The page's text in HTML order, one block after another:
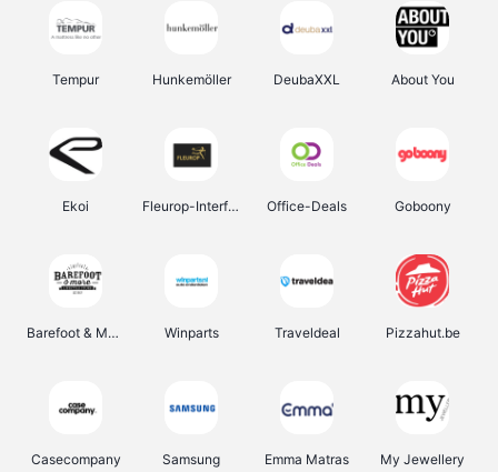
Tempur Hunkemöller DeubaXXL About You
Ekoi Fleurop-Interflora Office-Deals Goboony
Barefoot & More Winparts Traveldeal Pizzahut.be
Casecompany Samsung Emma Matras My Jewellery